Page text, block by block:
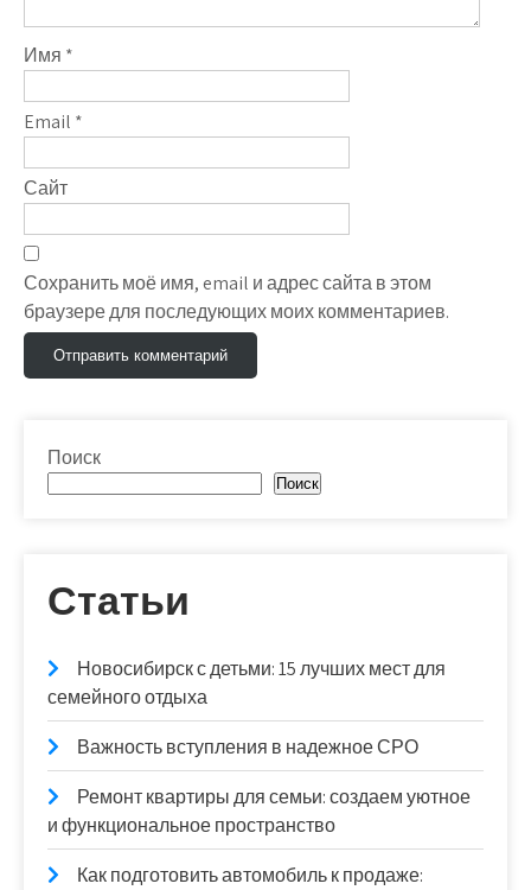
Имя *
Email *
Сайт
Сохранить моё имя, email и адрес сайта в этом
браузере для последующих моих комментариев.
Поиск
Поиск
Статьи
Новосибирск с детьми: 15 лучших мест для
семейного отдыха
Важность вступления в надежное СРО
Ремонт квартиры для семьи: создаем уютное
и функциональное пространство
Как подготовить автомобиль к продаже: